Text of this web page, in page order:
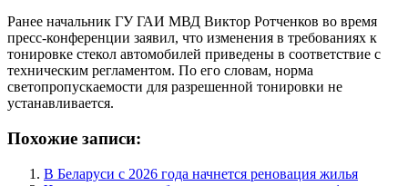
Ранее начальник ГУ ГАИ МВД Виктор Ротченков во время
пресс-конференции заявил, что изменения в требованиях к
тонировке стекол автомобилей приведены в соответствие с
техническим регламентом. По его словам, норма
светопропускаемости для разрешенной тонировки не
устанавливается.
Похожие записи:
В Беларуси с 2026 года начнется реновация жилья